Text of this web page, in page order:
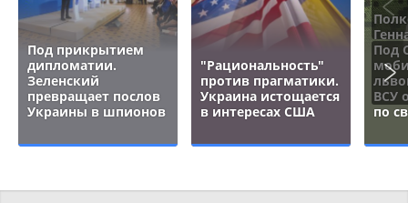
Под прикрытием
дипломатии.
Зеленский
превращает послов
Украины в шпионов
"Рациональность"
против прагматики.
Украина истощается
в интересах США
Под
ВСУ
по